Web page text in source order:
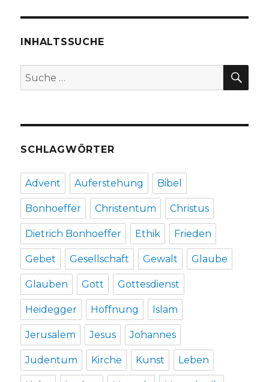
Fleischer,
2018
INHALTSSUCHE
Suche
nach:
SCHLAGWÖRTER
Advent Auferstehung Bibel
Bonhoeffer Christentum Christus
Dietrich Bonhoeffer Ethik Frieden
Gebet Gesellschaft Gewalt Glaube
Glauben Gott Gottesdienst
Heidegger Hoffnung Islam
Jerusalem Jesus Johannes
Judentum Kirche Kunst Leben